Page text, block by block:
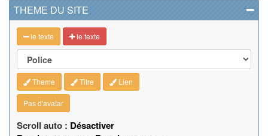
THEME DU SITE
le texte le texte
Theme Titre Lien
Pas d'avatar
Scroll auto : Désactiver